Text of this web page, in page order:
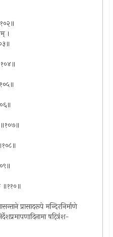
।
॥१०७॥
॥११०॥
प्रासादरूपे मन्दिरनिर्माणे
षट्त्रिंश-